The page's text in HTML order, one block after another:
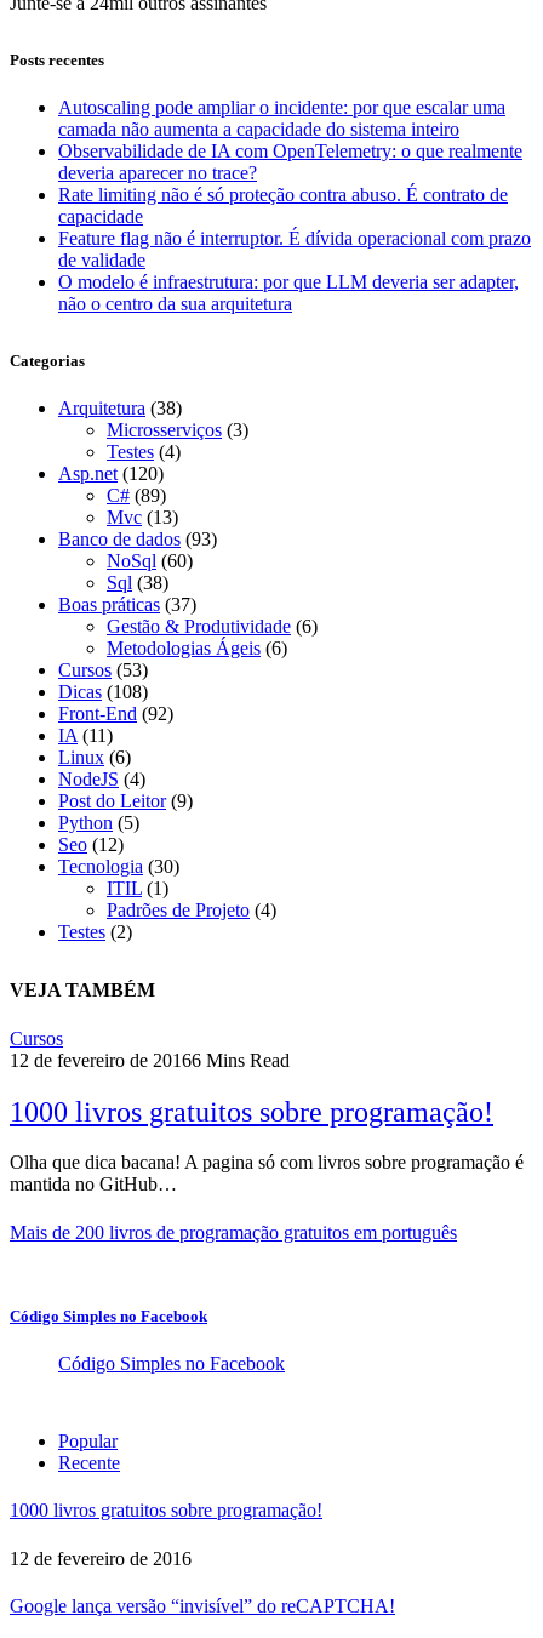
Posts recentes
Autoscaling pode ampliar o incidente: por que escalar uma
camada não aumenta a capacidade do sistema inteiro
Observabilidade de IA com OpenTelemetry: o que realmente
deveria aparecer no trace?
Rate limiting não é só proteção contra abuso. É contrato de
capacidade
Feature flag não é interruptor. É dívida operacional com prazo
de validade
O modelo é infraestrutura: por que LLM deveria ser adapter,
não o centro da sua arquitetura
Categorias
Arquitetura (38)
Microsserviços (3)
Testes (4)
Asp.net (120)
C# (89)
Mvc (13)
Banco de dados (93)
NoSql (60)
Sql (38)
Boas práticas (37)
Gestão & Produtividade (6)
Metodologias Ágeis (6)
Cursos (53)
Dicas (108)
Front-End (92)
IA (11)
Linux (6)
NodeJS (4)
Post do Leitor(9)
Python (5)
Seo (12)
Tecnologia (30)
ITIL (1)
Padrões de Projeto (4)
Testes (2)
VEJA TAMBÉM
Cursos
12 de fevereiro de 20166 Mins Read
1000 livros gratuitos sobre programação!
Olha que dica bacana! A pagina só com livros sobre programação é
mantida no GitHub…
Mais de 200 livros de programação gratuitos em português
Código Simples no Facebook
Código Simples no Facebook
Popular
Recente
1000 livros gratuitos sobre programação!
12 de fevereiro de 2016
Google lança versão “invisível” do reCAPTCHA!